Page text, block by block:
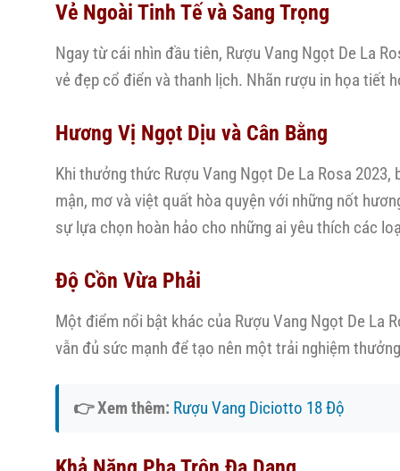
Vẻ Ngoài Tinh Tế và Sang Trọng
Ngay từ cái nhìn đầu tiên, Rượu Vang Ngọt De La
vẻ đẹp cổ điển và thanh lịch. Nhãn rượu in họa tiết
Hương Vị Ngọt Dịu và Cân Bằng
Khi thưởng thức Rượu Vang Ngọt De La Rosa
mận, mơ và việt quất hòa quyện với những nốt
sự lựa chọn hoàn hảo cho những ai yêu thích các
Độ Cồn Vừa Phải
Một điểm nổi bật khác của Rượu Vang Ngọt De La
vẫn đủ sức mạnh để tạo nên một trải nghiệm
👉 Xem thêm: Rượu Vang Diciotto 18 Độ